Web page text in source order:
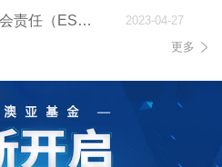
中国信达发布《2022年社会责任（ESG）报告》
2023-04-27
更多